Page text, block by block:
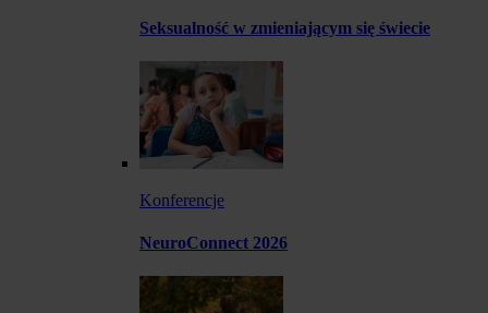
Seksualność w zmieniającym się świecie
Konferencje
NeuroConnect 2026